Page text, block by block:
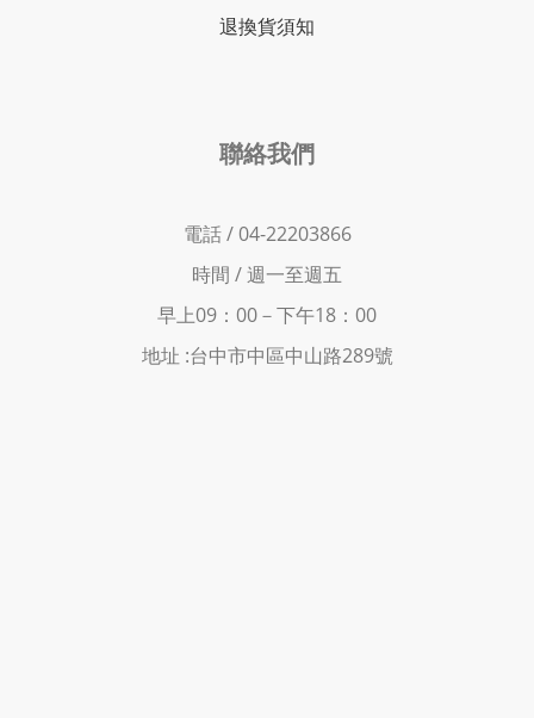
退換貨須知
聯絡我們
電話 / 04-22203866
時間 /週一至週五
早上09：00－下午18：00
地址 :台中市中區中山路289號